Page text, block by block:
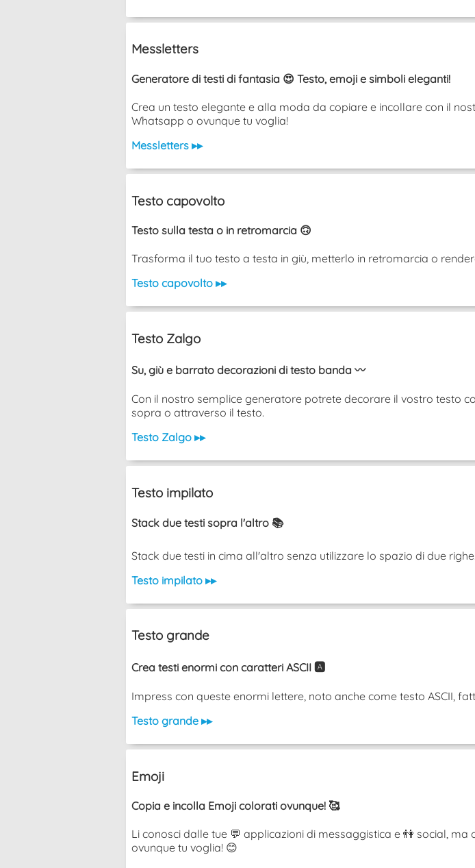
Messletters
Generatore di testi di fantasia 😍 Testo, emoji e simboli eleganti!
Crea un testo elegante e alla moda da copiare e incollare con il
Whatsapp o ovunque tu voglia!
Messletters ▸▸
Testo capovolto
Testo sulla testa o in retromarcia 🙃
Trasforma il tuo testo a testa in giù, metterlo in retromarcia o
Testo capovolto ▸▸
Testo Zalgo
Su, giù e barrato decorazioni di testo banda 〰️
Con il nostro semplice generatore potrete decorare il vostro testo
sopra o attraverso il testo.
Testo Zalgo ▸▸
Testo impilato
Stack due testi sopra l'altro 📚
Stack due testi in cima all'altro senza utilizzare lo spazio di due
Testo impilato ▸▸
Testo grande
Crea testi enormi con caratteri ASCII 🅰️
Impress con queste enormi lettere, noto anche come testo ASCII,
Testo grande ▸▸
Emoji
Copia e incolla Emoji colorati ovunque! 🥰
Li conosci dalle tue 💬 applicazioni di messaggistica e 👫 social,
ovunque tu voglia! 😊